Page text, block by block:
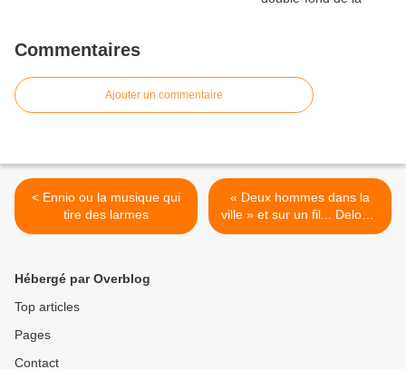
Commentaires
Ajouter un commentaire
< Ennio ou la musique qui
tire des larmes
« Deux hommes dans la
ville » et sur un fil... Delon à
La Rochelle >
Hébergé par Overblog
Top articles
Pages
Contact